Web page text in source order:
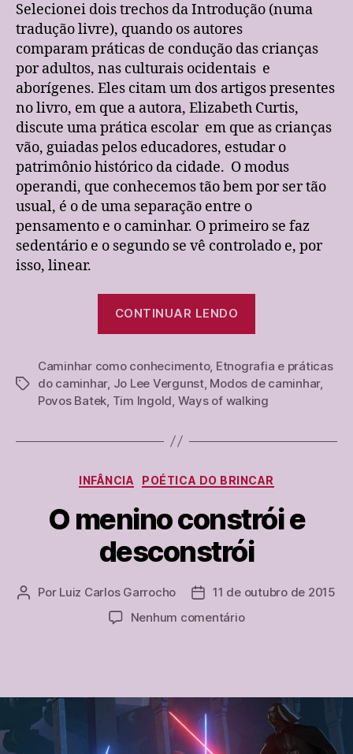
Selecionei dois trechos da Introdução (numa
tradução livre), quando os autores
comparam práticas de condução das crianças
por adultos, nas culturais ocidentais e
aborígenes. Eles citam um dos artigos presentes
no livro, em que a autora, Elizabeth Curtis,
discute uma prática escolar em que as crianças
vão, guiadas pelos educadores, estudar o
patrimônio histórico da cidade. O modus
operandi, que conhecemos tão bem por ser tão
usual, é o de uma separação entre o
pensamento e o caminhar. O primeiro se faz
sedentário e o segundo se vê controlado e, por
isso, linear.
CONTINUAR LENDO
o
caminhar
como
Tags
Caminhar como conhecimento, Etnografia e práticas
do caminhar, Jo Lee Vergunst, Modos de caminhar,
Povos Batek, Tim Ingold, Ways of walking
Categorias
INFÂNCIA POÉTICA DO BRINCAR
O menino constrói e
desconstrói
Autor
Por Luiz Carlos Garrocho
Data11 de outubro de 2015
Nenhum comentárioem
desconstrói